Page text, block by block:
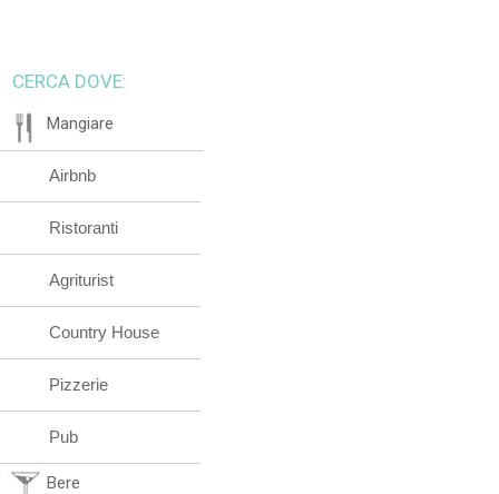
CERCA DOVE:
Mangiare
Airbnb
Ristoranti
Agriturist
Country House
Pizzerie
Pub
Bere